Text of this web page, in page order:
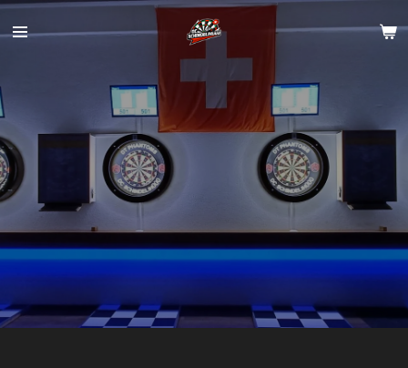
Hauptinhalt